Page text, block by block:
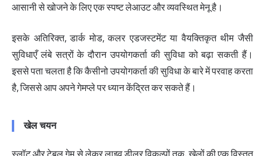
आसानी से खोजने के लिए एक स्पष्ट लेआउट और व्यवस्थित मेनू है।
इसके अतिरिक्त, डार्क मोड, कलर एडजस्टमेंट या वैयक्तिकृत थीम जैसी
सुविधाएँ लंबे सत्रों के दौरान उपयोगकर्ता की सुविधा को बढ़ा सकती हैं।
इससे पता चलता है कि कैसीनो उपयोगकर्ता की सुविधा के बारे में परवाह करता
है, जिससे आप अपने गेमप्ले पर ध्यान केंद्रित कर सकते हैं।
खेल चयन